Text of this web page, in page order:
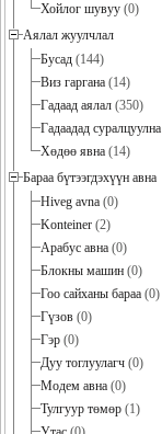
Хойлог шувуу (0)
Аялал жуулчлал
Бусад (144)
Виз гаргана (14)
Гадаад аялал (350)
Гадаадад суралцуулна
Хөдөө явна (14)
Бараа бүтээгдэхүүн авна
Hiveg avna (0)
Konteiner (2)
Арабус авна (0)
Блокны машин (0)
Гоо сайханы бараа (0)
Гүзов (0)
Гэр (0)
Дуу тоглуулагч (0)
Модем авна (0)
Тулгуур төмөр (1)